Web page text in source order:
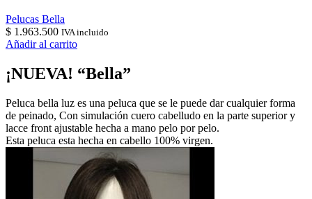
Pelucas Bella
$ 1.963.500 IVA incluido
Añadir al carrito
¡NUEVA! “Bella”
Peluca bella luz es una peluca que se le puede dar cualquier forma
de peinado, Con simulación cuero cabelludo en la parte superior y
lacce front ajustable hecha a mano pelo por pelo.
Esta peluca esta hecha en cabello 100% virgen.